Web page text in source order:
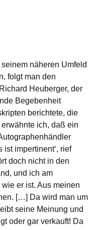
näheren Umfeld
folgt man den
Heuberger, der
Begebenheit
berichtete, die
ich, daß ein
impertinent‘, rief
doch nicht in den
und ich am
er ist. Aus meinen
[…] Da wird man um
seine Meinung und
oder gar verkauft! Da